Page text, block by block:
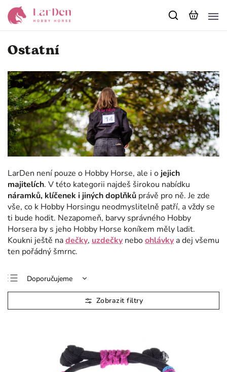
Ostatní
LarDen není pouze o Hobby Horse, ale i o jejich
majitelích. V této kategorii najdeš širokou nabídku
náramků, klíčenek i jiných doplňků právě pro ně. Je zde
vše, co k Hobby Horsingu neodmyslitelně patří, a vždy se
ti bude hodit. Nezapomeň, barvy správného Hobby
Horsera by s jeho Hobby Horse koníkem měly ladit.
Koukni ještě nadečky, uzdečky neboohlávky a dej všemu
ten pořádný šmrnc.
Doporučujeme
Nejlevnější
Nejdražší